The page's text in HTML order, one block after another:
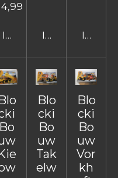
In winkelwagen
In In
Bo
Blo
cki
Bo
uw
Tak
elw
Blo
cki
Bo
uw
Vor
kh